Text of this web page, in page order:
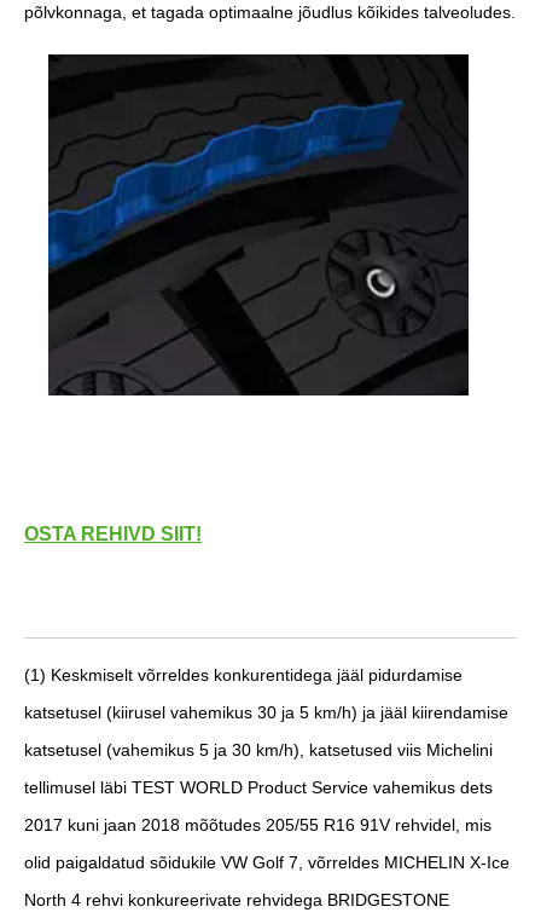
põlvkonnaga, et tagada optimaalne jõudlus kõikides talveoludes.
OSTA REHIVD SIIT!
(1) Keskmiselt võrreldes konkurentidega jääl pidurdamise
katsetusel (kiirusel vahemikus 30 ja 5 km/h) ja jääl kiirendamise
katsetusel (vahemikus 5 ja 30 km/h), katsetused viis Michelini
tellimusel läbi TEST WORLD Product Service vahemikus dets
2017 kuni jaan 2018 mõõtudes 205/55 R16 91V rehvidel, mis
olid paigaldatud sõidukile VW Golf 7, võrreldes MICHELIN X-Ice
North 4 rehvi konkureerivate rehvidega BRIDGESTONE